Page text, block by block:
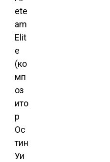
ete
am
Elit
e
(ко
мп
оз
ито
р
Ос
тин
Уи